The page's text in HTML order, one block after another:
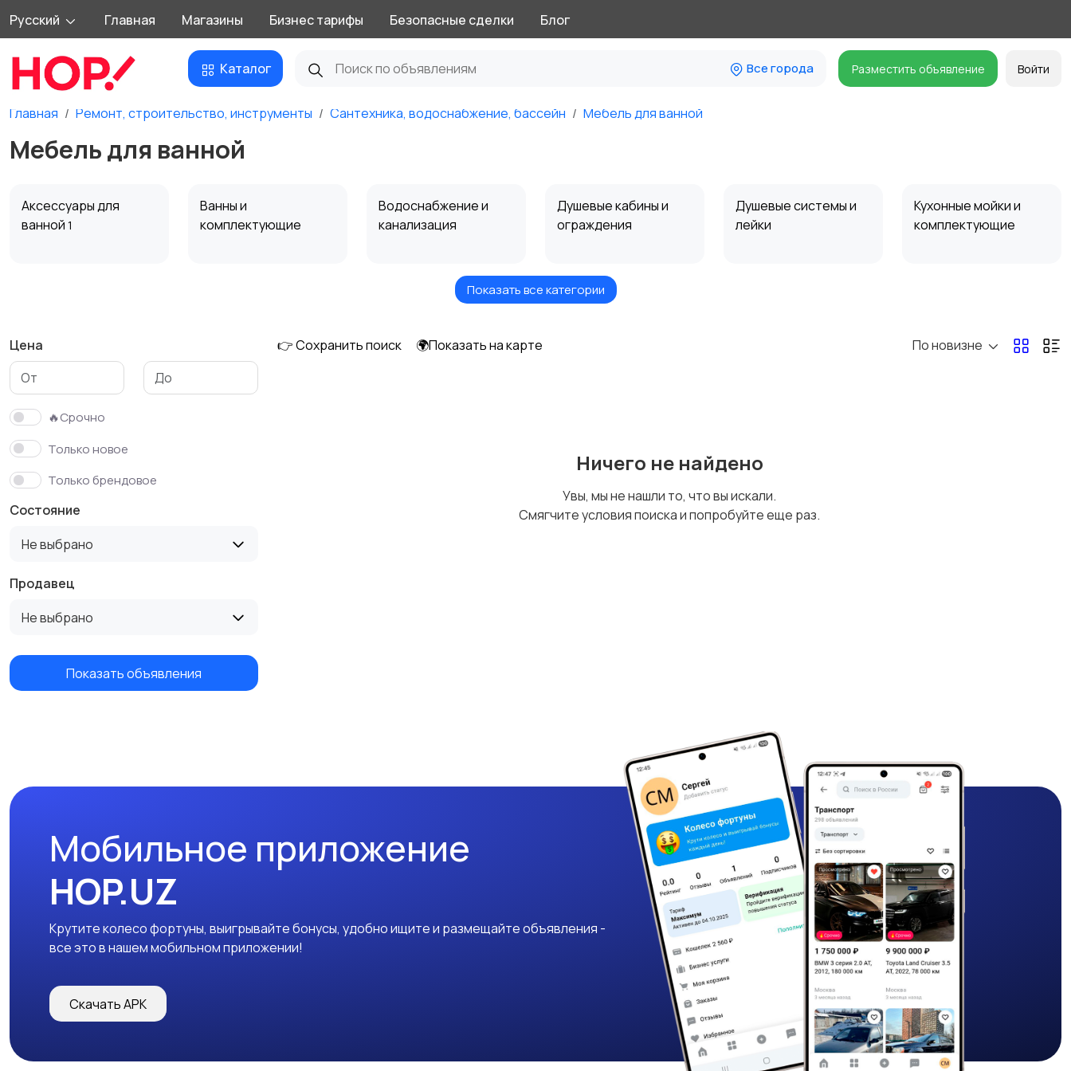
Русский Главная Магазины Бизнес тарифы Безопасные сделки Блог
Каталог Все города Разместить объявление Войти
Главная Ремонт, строительство, инструменты Сантехника, водоснабжение, бассейн Мебель для ванной
Мебель для ванной
Аксессуары для
ванной 1
Ванны и
комплектующие
Водоснабжение и
канализация
Душевые кабины и
ограждения
Душевые системы и
лейки
Кухонные мойки и
комплектующие
пьедесталы
Смесители и
Показать все категории
Цена
🔥Срочно
Только новое
Только брендовое
Состояние
Не выбрано
Продавец
Не выбрано
Показать объявления
👉 Сохранить поиск 🌍Показать на карте По новизне
Ничего не найдено
Увы, мы не нашли то, что вы искали.
Смягчите условия поиска и попробуйте еще раз.
Мобильное приложение
HOP.UZ
Крутите колесо фортуны, выигрывайте бонусы, удобно ищите и размещайте объявления -
все это в нашем мобильном приложении!
Скачать APK